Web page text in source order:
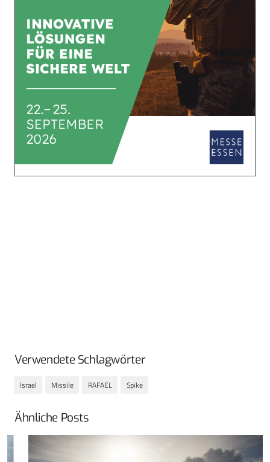
Verwendete Schlagwörter
Israel Missile RAFAEL Spike
Ähnliche Posts